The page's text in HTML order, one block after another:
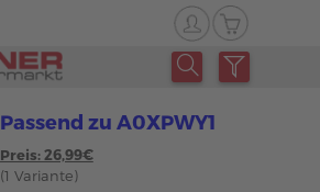
Passend zu A0XPWY1
Preis: 26,99€
(1 Variante)